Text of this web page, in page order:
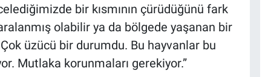
bir kısmının çürüdüğünü fark
olabilir ya da bölgede yaşanan bir
üzücü bir durumdu. Bu hayvanlar bu
Mutlaka korunmaları gerekiyor.”